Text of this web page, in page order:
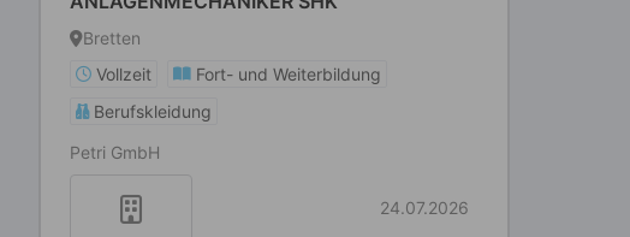
Bretten
Vollzeit
Fort- und Weiterbildung
Berufskleidung
Petri GmbH
24.07.2026